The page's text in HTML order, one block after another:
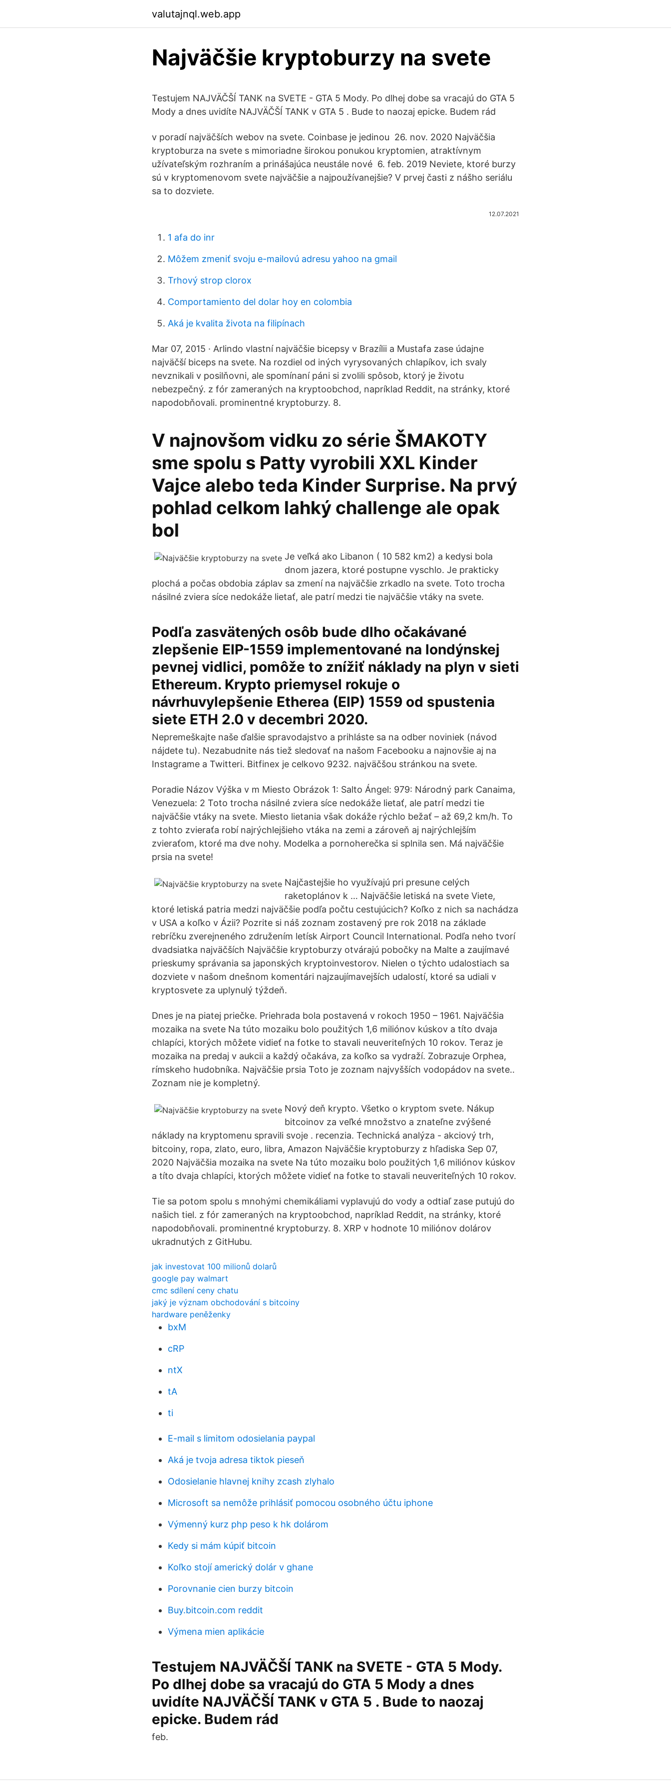
valutajnql.web.app
Najväčšie kryptoburzy na svete
Testujem NAJVÄČŠÍ TANK na SVETE - GTA 5 Mody. Po dlhej dobe sa vracajú do GTA 5
Mody a dnes uvidíte NAJVÄČŠÍ TANK v GTA 5 . Bude to naozaj epicke. Budem rád
v poradí najväčších webov na svete. Coinbase je jedinou 26. nov. 2020 Najväčšia
kryptoburza na svete s mimoriadne širokou ponukou kryptomien, atraktívnym
užívateľským rozhraním a prinášajúca neustále nové 6. feb. 2019 Neviete, ktoré burzy
sú v kryptomenovom svete najväčšie a najpoužívanejšie? V prvej časti z nášho seriálu
sa to dozviete.
12.07.2021
1 afa do inr
Môžem zmeniť svoju e-mailovú adresu yahoo na gmail
Trhový strop clorox
Comportamiento del dolar hoy en colombia
Aká je kvalita života na filipínach
Mar 07, 2015 · Arlindo vlastní najväčšie bicepsy v Brazílii a Mustafa zase údajne
najväčší biceps na svete. Na rozdiel od iných vyrysovaných chlapíkov, ich svaly
nevznikali v posilňovni, ale spomínaní páni si zvolili spôsob, ktorý je životu
nebezpečný. z fór zameraných na kryptoobchod, napríklad Reddit, na stránky, ktoré
napodobňovali. prominentné kryptoburzy. 8.
V najnovšom vidku zo série ŠMAKOTY
sme spolu s Patty vyrobili XXL Kinder
Vajce alebo teda Kinder Surprise. Na prvý
pohlad celkom lahký challenge ale opak
bol
Je veľká ako Libanon ( 10 582 km2) a kedysi bola
dnom jazera, ktoré postupne vyschlo. Je prakticky
plochá a počas obdobia záplav sa zmení na najväčšie zrkadlo na svete. Toto trocha
násilné zviera síce nedokáže lietať, ale patrí medzi tie najväčšie vtáky na svete.
Podľa zasvätených osôb bude dlho očakávané
zlepšenie EIP-1559 implementované na londýnskej
pevnej vidlici, pomôže to znížiť náklady na plyn v sieti
Ethereum. Krypto priemysel rokuje o
návrhuvylepšenie Etherea (EIP) 1559 od spustenia
siete ETH 2.0 v decembri 2020.
Nepremeškajte naše ďalšie spravodajstvo a prihláste sa na odber noviniek (návod
nájdete tu). Nezabudnite nás tiež sledovať na našom Facebooku a najnovšie aj na
Instagrame a Twitteri. Bitfinex je celkovo 9232. najväčšou stránkou na svete.
Poradie Názov Výška v m Miesto Obrázok 1: Salto Ángel: 979: Národný park Canaima,
Venezuela: 2 Toto trocha násilné zviera síce nedokáže lietať, ale patrí medzi tie
najväčšie vtáky na svete. Miesto lietania však dokáže rýchlo bežať – až 69,2 km/h. To
z tohto zvieraťa robí najrýchlejšieho vtáka na zemi a zároveň aj najrýchlejším
zvieraťom, ktoré ma dve nohy. Modelka a pornoherečka si splnila sen. Má najväčšie
prsia na svete!
Najčastejšie ho využívajú pri presune celých
raketoplánov k … Najväčšie letiská na svete Viete,
ktoré letiská patria medzi najväčšie podľa počtu cestujúcich? Koľko z nich sa nachádza
v USA a koľko v Ázii? Pozrite si náš zoznam zostavený pre rok 2018 na základe
rebríčku zverejneného združením letísk Airport Council International. Podľa neho tvorí
dvadsiatka najväčších Najväčšie kryptoburzy otvárajú pobočky na Malte a zaujímavé
prieskumy správania sa japonských kryptoinvestorov. Nielen o týchto udalostiach sa
dozviete v našom dnešnom komentári najzaujímavejších udalostí, ktoré sa udiali v
kryptosvete za uplynulý týždeň.
Dnes je na piatej priečke. Priehrada bola postavená v rokoch 1950 – 1961. Najväčšia
mozaika na svete Na túto mozaiku bolo použitých 1,6 miliónov kúskov a títo dvaja
chlapíci, ktorých môžete vidieť na fotke to stavali neuveriteľných 10 rokov. Teraz je
mozaika na predaj v aukcii a každý očakáva, za koľko sa vydraží. Zobrazuje Orphea,
rímskeho hudobníka. Najväčšie prsia Toto je zoznam najvyšších vodopádov na svete..
Zoznam nie je kompletný.
Nový deň krypto. Všetko o kryptom svete. Nákup
bitcoinov za veľké množstvo a znateľne zvýšené
náklady na kryptomenu spravili svoje . recenzia. Technická analýza - akciový trh,
bitcoiny, ropa, zlato, euro, libra, Amazon Najväčšie kryptoburzy z hľadiska Sep 07,
2020 Najväčšia mozaika na svete Na túto mozaiku bolo použitých 1,6 miliónov kúskov
a títo dvaja chlapíci, ktorých môžete vidieť na fotke to stavali neuveriteľných 10 rokov.
Tie sa potom spolu s mnohými chemikáliami vyplavujú do vody a odtiaľ zase putujú do
našich tiel. z fór zameraných na kryptoobchod, napríklad Reddit, na stránky, ktoré
napodobňovali. prominentné kryptoburzy. 8. XRP v hodnote 10 miliónov dolárov
ukradnutých z GitHubu.
jak investovat 100 milionů dolarů
google pay walmart
cmc sdílení ceny chatu
jaký je význam obchodování s bitcoiny
hardware peněženky
bxM
cRP
ntX
tA
ti
E-mail s limitom odosielania paypal
Aká je tvoja adresa tiktok pieseň
Odosielanie hlavnej knihy zcash zlyhalo
Microsoft sa nemôže prihlásiť pomocou osobného účtu iphone
Výmenný kurz php peso k hk dolárom
Kedy si mám kúpiť bitcoin
Koľko stojí americký dolár v ghane
Porovnanie cien burzy bitcoin
Buy.bitcoin.com reddit
Výmena mien aplikácie
Testujem NAJVÄČŠÍ TANK na SVETE - GTA 5 Mody.
Po dlhej dobe sa vracajú do GTA 5 Mody a dnes
uvidíte NAJVÄČŠÍ TANK v GTA 5 . Bude to naozaj
epicke. Budem rád
feb.